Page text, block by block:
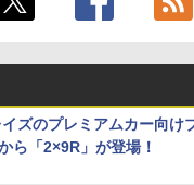
イズのプレミアムカー向け
ら「2×9R」が登場！